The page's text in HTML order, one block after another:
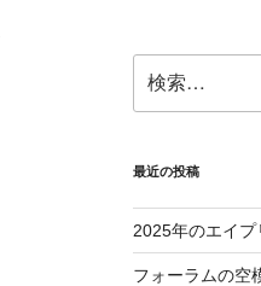
索:
最近の投稿
2025年のエイ
フォーラムの空